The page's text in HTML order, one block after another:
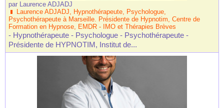
par Laurence ADJADJ
Laurence ADJADJ, Hypnothérapeute, Psychologue,
Psychothérapeute à Marseille. Présidente de Hypnotim, Centre de
Formation en Hypnose, EMDR - IMO et Thérapies Brèves
- Hypnothérapeute - Psychologue - Psychothérapeute -
Présidente de HYPNOTIM, Institut de...